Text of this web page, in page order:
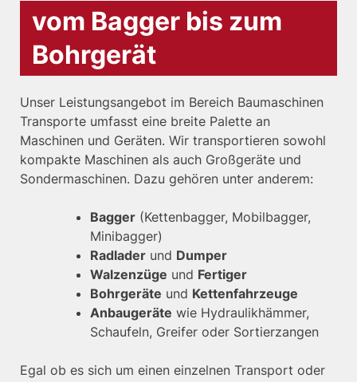
vom Bagger bis zum
Bohrgerät
Unser Leistungsangebot im Bereich Baumaschinen
Transporte umfasst eine breite Palette an
Maschinen und Geräten. Wir transportieren sowohl
kompakte Maschinen als auch Großgeräte und
Sondermaschinen. Dazu gehören unter anderem:
Bagger (Kettenbagger, Mobilbagger,
Minibagger)
Radlader und Dumper
Walzenzüge und Fertiger
Bohrgeräte und Kettenfahrzeuge
Anbaugeräte wie Hydraulikhämmer,
Schaufeln, Greifer oder Sortierzangen
Egal ob es sich um einen einzelnen Transport oder